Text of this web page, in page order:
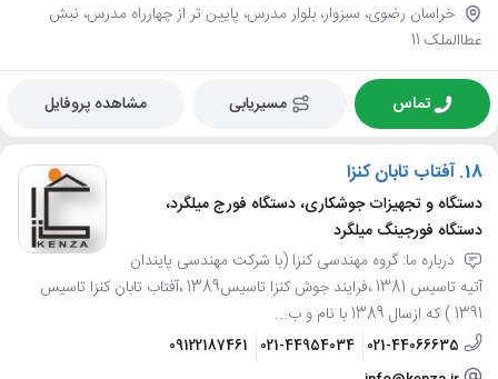
خراسان رضوی، سبزوار، بلوار مدرس، پایین تر از چهارراه مدرس، نبش
عطاالملک 11
تماس مسیریابی مشاهده پروفایل
18. آفتاب تابان کنزا
دستگاه و تجهیزات جوشکاری، دستگاه فورج میلگرد،
دستگاه فورجینگ میلگرد
درباره ما: گروه مهندسی کنزا (با شرکت مهندسی پایندان
آتیه تاسیس 1381 ،فرایند جوش کنزا تاسیس1389 ،آفتاب تابان کنزا تاسیس
1391 ) که ازسال 1389 با نام و ب...
021-44066635
021-44954034
09122187461